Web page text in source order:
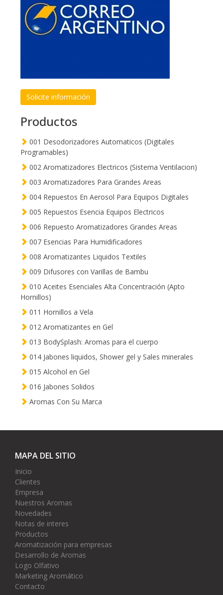
Solicite información
Productos
001 Desodorizadores Automaticos (Digitales
Programables)
002 Aromatizadores Electricos (Sistema Ventilacion)
003 Aromatizadores Para Grandes Areas
004 Repuestos En Aerosol Para Equipos Digitales
005 Repuestos Esencia Equipos Electricos
006 Repuesto Aromatizadores Grandes Areas
007 Esencias Para Humidificadores
008 Aromatizantes Liquidos Textiles
009 Difusores con Varillas de Bambu
010 Aceites Esenciales Alta Concentración (Apto
Hornillos)
011 Hornillos a Vela
012 Aromatizantes en Gel
013 BodySplash: Aromas para el cuerpo
014 Jabones liquidos, Shower gel y Sales minerales
015 Alcohol en Gel
016 Jabones Solidos
Aromas Con Su Marca
MAPA DEL SITIO
Inicio
Clientes
Empresa
Nuestros Aromas
Novedades
Notas de interes
Productos
Aromatización para empresas
Desarrollo de Aromas
Logo Olfativo
Marketing Aromático
Contacto